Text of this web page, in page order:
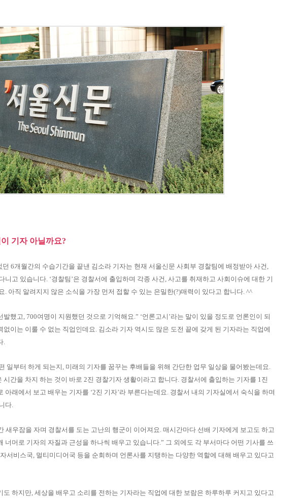
기자 아닐까요?
던 6개월간의 수습기간을 끝낸 김소라 기자는 현재 서울신문 사회부 경찰팀에 배정받아 사건,
니고 있습니다. ‘경찰팀’은 경찰서에 출입하며 각종 사건, 사고를 취재하고 사회이슈에 대한 기
. 아직 알려지지 않은 소식을 가장 먼저 접할 수 있는 은밀한(?)매력이 있다고 합니다. ^^
했고, 700여명이 지원했던 것으로 기억해요.” ‘언론고시’라는 말이 있을 정도로 언론인이 되
없이는 이룰 수 없는 직업인데요. 김소라 기자 역시도 많은 도전 끝에 갖게 된 기자라는 직업에
.
일부터 하게 되는지, 미래의 기자를 꿈꾸는 후배들을 위해 간단한 업무 일상을 물어봤는데요.
시간을 차지 하는 것이 바로 2진 경찰기자 생활이라고 합니다. 경찰서에 출입하는 기자를 1진
아래에서 보고 배우는 기자를 ‘2진 기자’라 부른다는데요. 경찰서 내의 기자실에서 숙식을 하며
다.
새우잠을 자며 경찰서를 도는 고난의 행군이 이어져요. 매시간마다 선배 기자에게 보고도 하고
너머로 기자의 자질과 근성을 하나씩 배우고 있습니다.” 그 외에도 각 부서마다 어떤 기사를 쓰
서비스국, 멀티미디어국 등을 순회하며 언론사를 지탱하는 다양한 역할에 대해 배우고 있다고
도 하지만, 세상을 배우고 소리를 전하는 기자라는 직업에 대한 보람은 하루하루 커지고 있다고